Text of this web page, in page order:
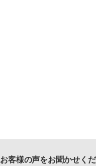
お客様の声をお聞かせく